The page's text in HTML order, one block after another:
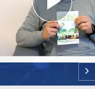
Play
Video